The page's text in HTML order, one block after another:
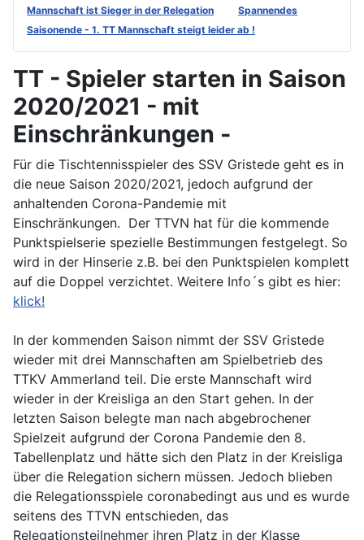
Mannschaft ist Sieger in der Relegation
Spannendes
Saisonende - 1. TT Mannschaft steigt leider ab !
TT - Spieler starten in Saison
2020/2021 - mit
Einschränkungen -
Für die Tischtennisspieler des SSV Gristede geht es in
die neue Saison 2020/2021, jedoch aufgrund der
anhaltenden Corona-Pandemie mit
Einschränkungen. Der TTVN hat für die kommende
Punktspielserie spezielle Bestimmungen festgelegt. So
wird in der Hinserie z.B. bei den Punktspielen komplett
auf die Doppel verzichtet. Weitere Info´s gibt es hier:
klick!
In der kommenden Saison nimmt der SSV Gristede
wieder mit drei Mannschaften am Spielbetrieb des
TTKV Ammerland teil. Die erste Mannschaft wird
wieder in der Kreisliga an den Start gehen. In der
letzten Saison belegte man nach abgebrochener
Spielzeit aufgrund der Corona Pandemie den 8.
Tabellenplatz und hätte sich den Platz in der Kreisliga
über die Relegation sichern müssen. Jedoch blieben
die Relegationsspiele coronabedingt aus und es wurde
seitens des TTVN entschieden, das
Relegationsteilnehmer ihren Platz in der Klasse